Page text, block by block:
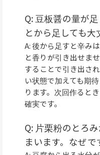
Q: 豆板醤の量が
とから足しても大
A: 後から足すと辛み
と香りが引き出せま
することで引き出さ
い状態で加えても期
ります。次回作ると
確実です。
Q: 片栗粉のとろ
まいます。なぜで